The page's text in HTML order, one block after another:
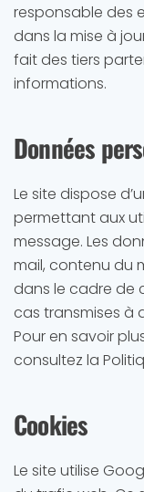
responsable des
dans la mise à
fait des tiers
informations.
Données
Le site dispose
permettant aux
message. Les
mail, contenu du
dans le cadre de
cas transmises à
Pour en savoir
consultez la
Cookies
Le site utilise